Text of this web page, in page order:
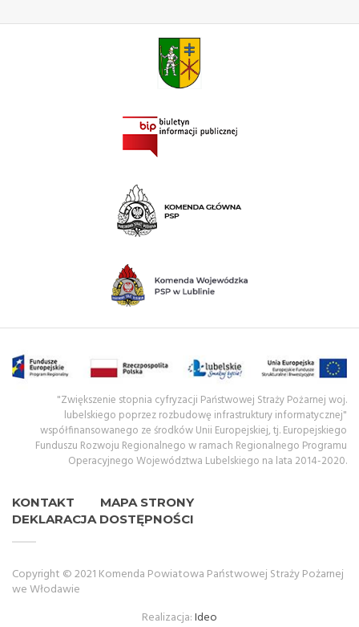
KONTAKT
MAPA STRONY
DEKLARACJA DOSTĘPNOŚCI
Copyright © 2021 Komenda Powiatowa Państwowej Straży Pożarnej
we Włodawie
Realizacja:Ideo
"Zwiększenie stopnia cyfryzacji Państwowej Straży Pożarnej woj.
lubelskiego poprzez rozbudowę infrastruktury informatycznej"
współfinansowanego ze środków Unii Europejskiej, tj. Europejskiego
Funduszu Rozwoju Regionalnego w ramach Regionalnego Programu
Operacyjnego Województwa Lubelskiego na lata 2014-2020.